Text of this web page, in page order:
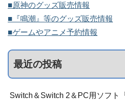
■原神のグッズ販売情報
■『鳴潮』等のグッズ販売情報
■ゲームやアニメ予約情報
最近の投稿
Switch＆Switch 2＆PC用ソフト